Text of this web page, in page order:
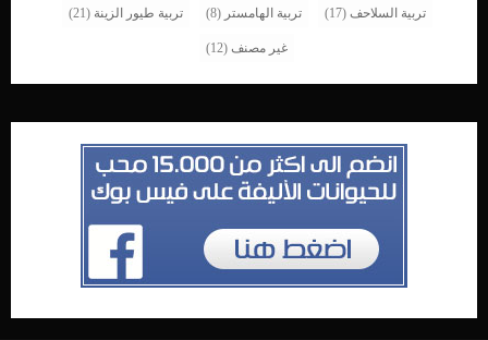
تربية السلاحف (17) تربية الهامستر (8) تربية طيور الزينة (21)
غير مصنف (12)